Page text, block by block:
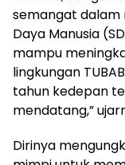
semangat dalam
Daya Manusia
mampu
lingkungan
tahun kedepan
mendatang,”
Dirinya